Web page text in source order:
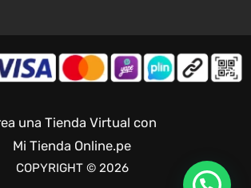
una Tienda Virtual con
Mi Tienda Online.pe
COPYRIGHT © 2026